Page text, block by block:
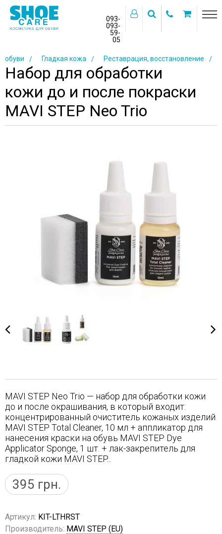
093-
093-
59-
05
обуви
Гладкая кожа Реставрация, восстановление
Набор для обработки
кожи до и после покраски
MAVI STEP Neo Trio
MAVI STEP Neo Trio — набор для обработки кожи
до и после окрашивания, в который входит:
концентрированный очиститель кожаных изделий
MAVI STEP Total Cleaner, 10 мл + аппликатор для
нанесения краски на обувь MAVI STEP Dye
Applicator Sponge, 1 шт. + лак-закрепитель для
гладкой кожи MAVI STEP...
395 грн.
Артикул: KIT-LTHRST
Производитель: MAVI STEP (EU)